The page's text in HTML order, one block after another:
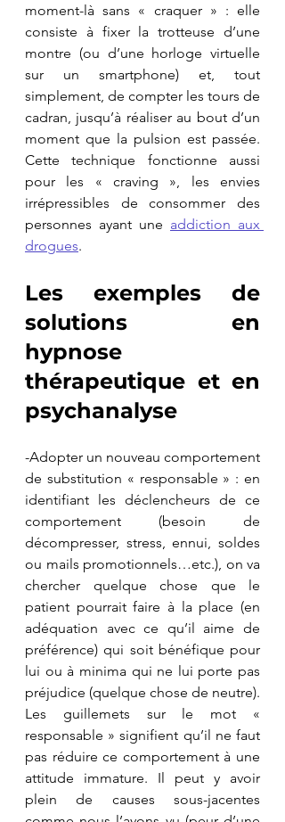
moment-là sans « craquer » : elle
consiste à fixer la trotteuse d’une
montre (ou d’une horloge virtuelle
sur un smartphone) et, tout
simplement, de compter les tours de
cadran, jusqu’à réaliser au bout d’un
moment que la pulsion est passée.
Cette technique fonctionne aussi
pour les « craving », les envies
irrépressibles de consommer des
personnes ayant une addiction aux
drogues.
Les exemples de
solutions en
hypnose
thérapeutique et en
psychanalyse
-Adopter un nouveau comportement
de substitution « responsable » : en
identifiant les déclencheurs de ce
comportement (besoin de
décompresser, stress, ennui, soldes
ou mails promotionnels…etc.), on va
chercher quelque chose que le
patient pourrait faire à la place (en
adéquation avec ce qu’il aime de
préférence) qui soit bénéfique pour
lui ou à minima qui ne lui porte pas
préjudice (quelque chose de neutre).
Les guillemets sur le mot «
responsable » signifient qu’il ne faut
pas réduire ce comportement à une
attitude immature. Il peut y avoir
plein de causes sous-jacentes